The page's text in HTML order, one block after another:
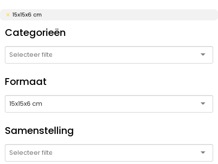
15x15x6 cm
Categorieën
Formaat
15x15x6 cm
Samenstelling